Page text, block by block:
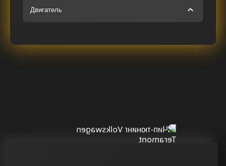
Двигатель